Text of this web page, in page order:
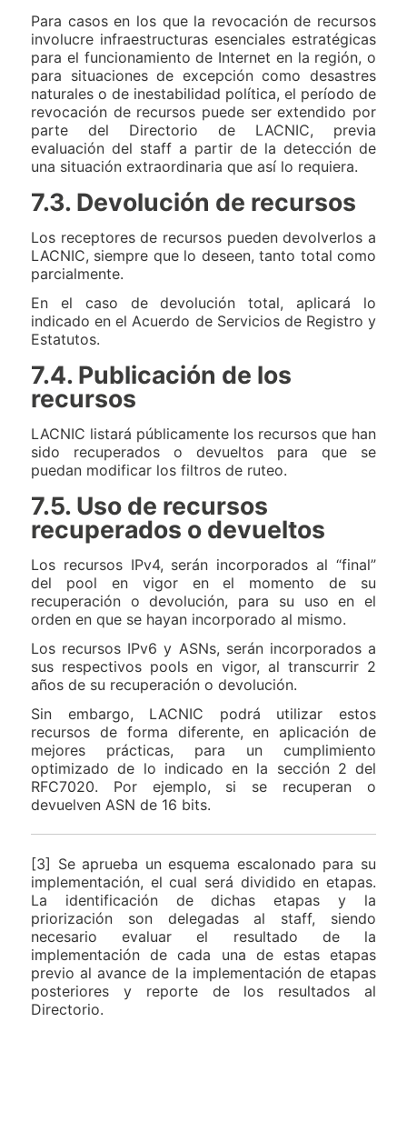
Para casos en los que la revocación de recursos
involucre infraestructuras esenciales estratégicas
para el funcionamiento de Internet en la región, o
para situaciones de excepción como desastres
naturales o de inestabilidad política, el período de
revocación de recursos puede ser extendido por
parte del Directorio de LACNIC, previa
evaluación del staff a partir de la detección de
una situación extraordinaria que así lo requiera.
7.3. Devolución de recursos
Los receptores de recursos pueden devolverlos a
LACNIC, siempre que lo deseen, tanto total como
parcialmente.
En el caso de devolución total, aplicará lo
indicado en el Acuerdo de Servicios de Registro y
Estatutos.
7.4. Publicación de los
recursos
LACNIC listará públicamente los recursos que han
sido recuperados o devueltos para que se
puedan modificar los filtros de ruteo.
7.5. Uso de recursos
recuperados o devueltos
Los recursos IPv4, serán incorporados al “final”
del pool en vigor en el momento de su
recuperación o devolución, para su uso en el
orden en que se hayan incorporado al mismo.
Los recursos IPv6 y ASNs, serán incorporados a
sus respectivos pools en vigor, al transcurrir 2
años de su recuperación o devolución.
Sin embargo, LACNIC podrá utilizar estos
recursos de forma diferente, en aplicación de
mejores prácticas, para un cumplimiento
optimizado de lo indicado en la sección 2 del
RFC7020. Por ejemplo, si se recuperan o
devuelven ASN de 16 bits.
[3] Se aprueba un esquema escalonado para su
implementación, el cual será dividido en etapas.
La identificación de dichas etapas y la
priorización son delegadas al staff, siendo
necesario evaluar el resultado de la
implementación de cada una de estas etapas
previo al avance de la implementación de etapas
posteriores y reporte de los resultados al
Directorio.